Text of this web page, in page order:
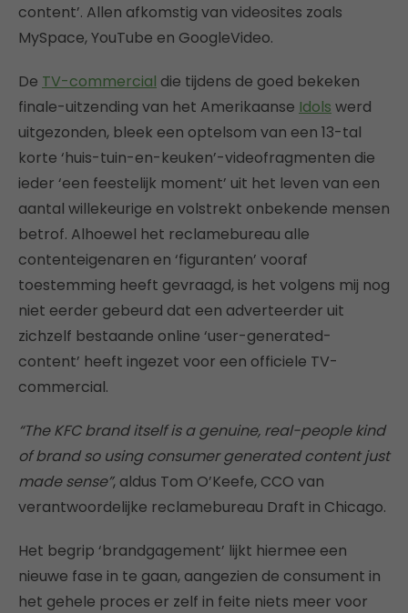
content’. Allen afkomstig van videosites zoals
MySpace, YouTube en GoogleVideo.
De TV-commercial die tijdens de goed bekeken
finale-uitzending van het Amerikaanse Idols werd
uitgezonden, bleek een optelsom van een 13-tal
korte ‘huis-tuin-en-keuken’-videofragmenten die
ieder ‘een feestelijk moment’ uit het leven van een
aantal willekeurige en volstrekt onbekende mensen
betrof. Alhoewel het reclamebureau alle
contenteigenaren en ‘figuranten’ vooraf
toestemming heeft gevraagd, is het volgens mij nog
niet eerder gebeurd dat een adverteerder uit
zichzelf bestaande online ‘user-generated-
content’ heeft ingezet voor een officiele TV-
commercial.
“The KFC brand itself is a genuine, real-people kind
of brand so using consumer generated content just
made sense”, aldus Tom O’Keefe, CCO van
verantwoordelijke reclamebureau Draft in Chicago.
Het begrip ‘brandgagement’ lijkt hiermee een
nieuwe fase in te gaan, aangezien de consument in
het gehele proces er zelf in feite niets meer voor